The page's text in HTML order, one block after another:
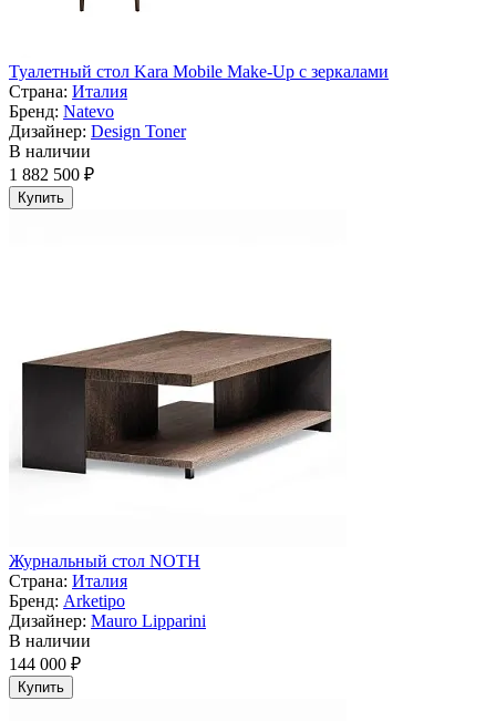
Туалетный стол Kara Mobile Make-Up с зеркалами
Страна: Италия
Бренд: Natevo
Дизайнер: Design Toner
В наличии
1 882 500 ₽
Купить
Журнальный стол NOTH
Страна: Италия
Бренд: Arketipo
Дизайнер: Mauro Lipparini
В наличии
144 000 ₽
Купить